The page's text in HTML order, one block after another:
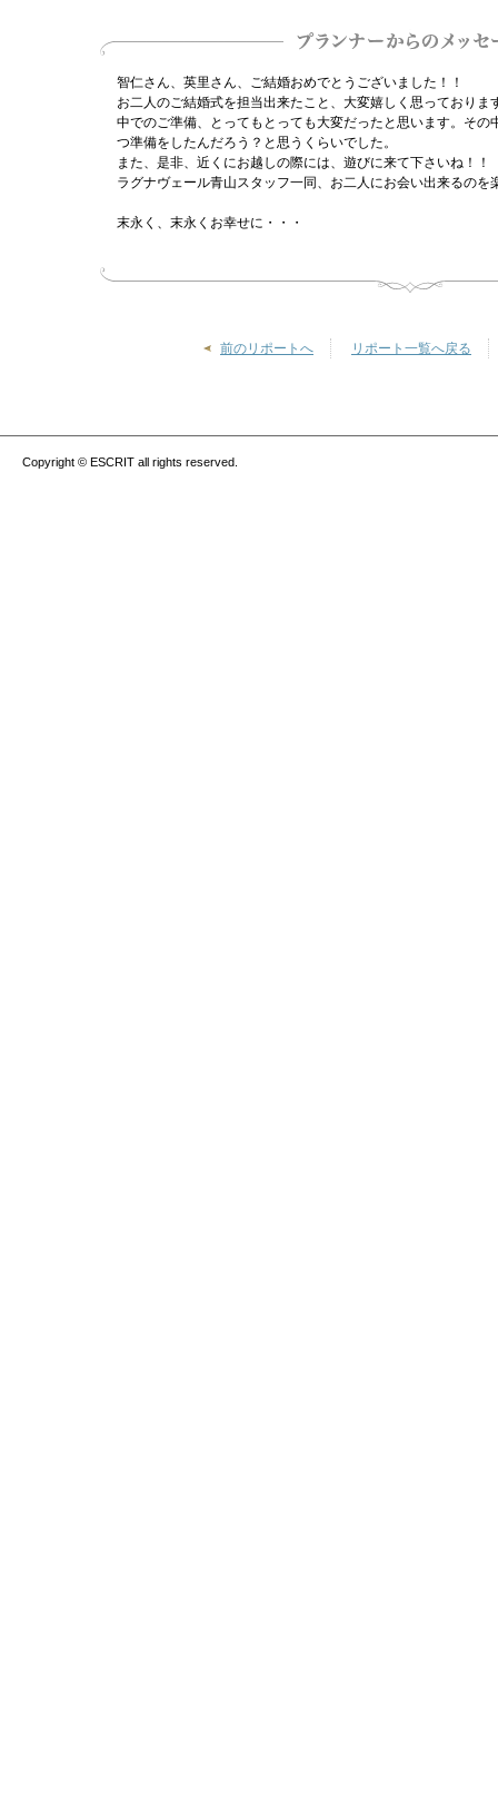
智仁さん、英里さん、ご結婚おめでとうございました！！
お二人のご結婚式を担当出来たこと、大変嬉しく思っておりま
中でのご準備、とってもとっても大変だったと思います。その
つ準備をしたんだろう？と思うくらいでした。
また、是非、近くにお越しの際には、遊びに来て下さいね！！
ラグナヴェール青山スタッフ一同、お二人にお会い出来るのを
末永く、末永くお幸せに・・・
前のリポートへ リポート一覧へ戻る
Copyright © ESCRIT all rights reserved.